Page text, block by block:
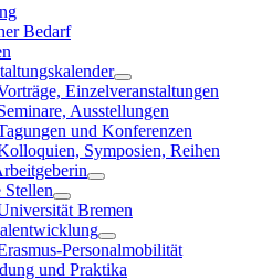
Bedarf
Einzelveranstaltungen
Ausstellungen
und Konferenzen
Symposien, Reihen
Stellen
Bremen
Personalmobilität
und Praktika